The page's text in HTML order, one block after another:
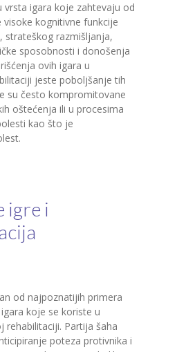
vrsta igara koje zahtevaju od
visoke kognitivne funkcije
strateškog razmišljanja,
sposobnosti i donošenja
ovih igara u
jeste poboljšanje tih
su često kompromitovane
oštećenja ili u procesima
kao što je
igre i
od najpoznatijih primera
koje se koriste u
rehabilitaciji. Partija šaha
poteza protivnika i